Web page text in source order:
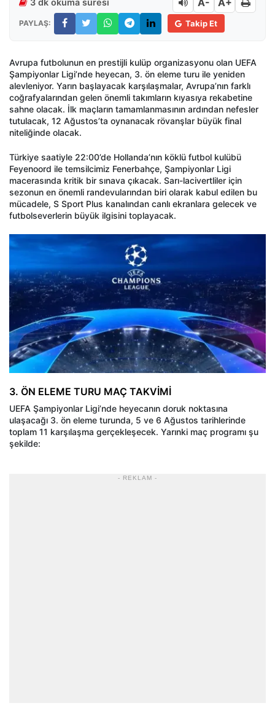
3 dk okuma süresi
PAYLAŞ: Takip Et
Avrupa futbolunun en prestijli kulüp organizasyonu olan UEFA
Şampiyonlar Ligi’nde heyecan, 3. ön eleme turu ile yeniden
alevleniyor. Yarın başlayacak karşılaşmalar, Avrupa’nın farklı
coğrafyalarından gelen önemli takımların kıyasıya rekabetine
sahne olacak. İlk maçların tamamlanmasının ardından nefesler
tutulacak, 12 Ağustos’ta oynanacak rövanşlar büyük final
niteliğinde olacak.
Türkiye saatiyle 22:00’de Hollanda’nın köklü futbol kulübü
Feyenoord ile temsilcimiz Fenerbahçe, Şampiyonlar Ligi
macerasında kritik bir sınava çıkacak. Sarı-lacivertliler için
sezonun en önemli randevularından biri olarak kabul edilen bu
mücadele, S Sport Plus kanalından canlı ekranlara gelecek ve
futbolseverlerin büyük ilgisini toplayacak.
3. ÖN ELEME TURU MAÇ TAKVİMİ
UEFA Şampiyonlar Ligi’nde heyecanın doruk noktasına
ulaşacağı 3. ön eleme turunda, 5 ve 6 Ağustos tarihlerinde
toplam 11 karşılaşma gerçekleşecek. Yarınki maç programı şu
şekilde:
- REKLAM -